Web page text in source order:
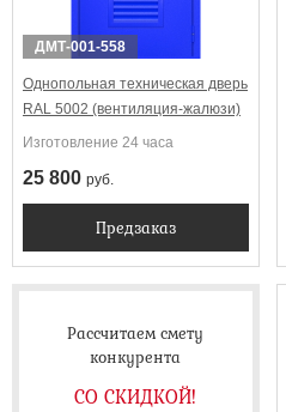
ДМТ-001-558
Однопольная техническая дверь
RAL 5002 (вентиляция-жалюзи)
Изготовление 24 часа
25 800 руб.
Предзаказ
Рассчитаем смету
конкурента
СО СКИДКОЙ!